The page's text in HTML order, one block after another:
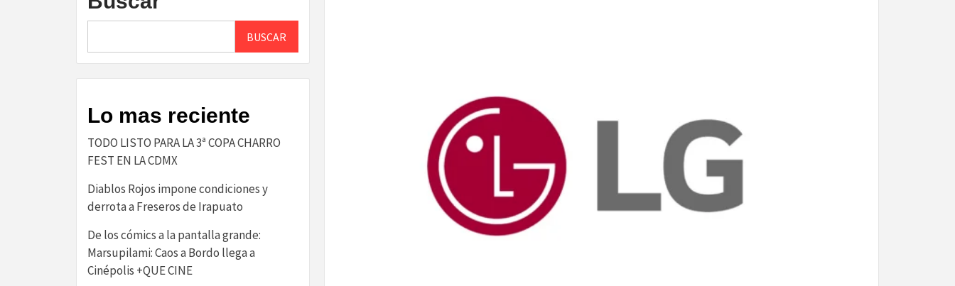
BUSCAR
Lo mas reciente
TODO LISTO PARA LA 3ª COPA CHARRO
FEST EN LA CDMX
Diablos Rojos impone condiciones y
derrota a Freseros de Irapuato
De los cómics a la pantalla grande:
Marsupilami: Caos a Bordo llega a
Cinépolis +QUE CINE